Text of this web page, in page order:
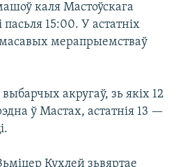
каля Мастоўскага
15:00. У астатніх
мерапрыемстваў
акругаў, зь якіх 12
ў Мастах, астатнія 13 —
Кухлей зьвяртае